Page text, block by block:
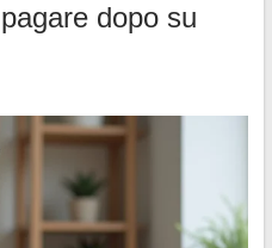
dopo su